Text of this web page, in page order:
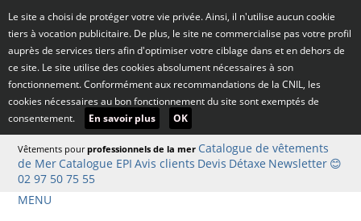
Le site a choisi de protéger votre vie privée. Ainsi, il n'utilise aucun cookie
tiers à vocation publicitaire. De plus, le site ne commercialise pas votre profil
auprès de services tiers afin d'optimiser votre ciblage dans et en dehors de
ce site. Le site utilise des cookies absolument nécessaires à son
fonctionnement. Conformément aux recommandations de la CNIL, les
cookies nécessaires au bon fonctionnement du site sont exemptés de
consentement.
En savoir plus OK
Vêtements pourprofessionnels de la mer Catalogue de vêtements
de Mer Catalogue EPI Avis clients Devis Détaxe Newsletter 😊
02 97 50 75 55
MENU